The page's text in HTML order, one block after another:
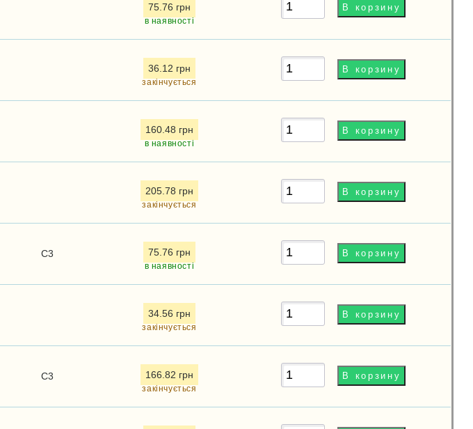
75.76 грн
в наявності
36.12 грн
закінчується
160.48 грн
в наявності
205.78 грн
закінчується
C3 75.76 грн
в наявності
34.56 грн
закінчується
C3 166.82 грн
закінчується